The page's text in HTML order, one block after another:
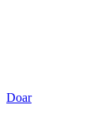
Doar